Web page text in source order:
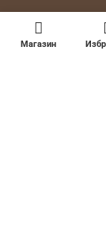
ГЛАВНОЕ
Магазин